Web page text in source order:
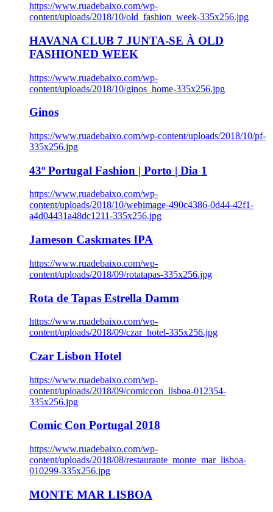
https://www.ruadebaixo.com/wp-
content/uploads/2018/10/old_fashion_week-335x256.jpg
HAVANA CLUB 7 JUNTA-SE À OLD
FASHIONED WEEK
https://www.ruadebaixo.com/wp-
content/uploads/2018/10/ginos_home-335x256.jpg
Ginos
https://www.ruadebaixo.com/wp-content/uploads/2018/10/pf-
335x256.jpg
43º Portugal Fashion | Porto | Dia 1
https://www.ruadebaixo.com/wp-
content/uploads/2018/10/webimage-490c4386-0d44-42f1-
a4d04431a48dc1211-335x256.jpg
Jameson Caskmates IPA
https://www.ruadebaixo.com/wp-
content/uploads/2018/09/rotatapas-335x256.jpg
Rota de Tapas Estrella Damm
https://www.ruadebaixo.com/wp-
content/uploads/2018/09/czar_hotel-335x256.jpg
Czar Lisbon Hotel
https://www.ruadebaixo.com/wp-
content/uploads/2018/09/comiccon_lisboa-012354-
335x256.jpg
Comic Con Portugal 2018
https://www.ruadebaixo.com/wp-
content/uploads/2018/08/restaurante_monte_mar_lisboa-
010299-335x256.jpg
MONTE MAR LISBOA